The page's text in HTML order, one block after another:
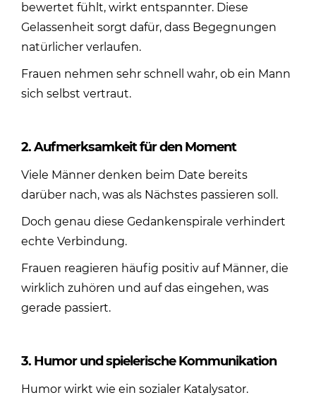
bewertet fühlt, wirkt entspannter. Diese
Gelassenheit sorgt dafür, dass Begegnungen
natürlicher verlaufen.
Frauen nehmen sehr schnell wahr, ob ein Mann
sich selbst vertraut.
2. Aufmerksamkeit für den Moment
Viele Männer denken beim Date bereits
darüber nach, was als Nächstes passieren soll.
Doch genau diese Gedankenspirale verhindert
echte Verbindung.
Frauen reagieren häufig positiv auf Männer, die
wirklich zuhören und auf das eingehen, was
gerade passiert.
3. Humor und spielerische Kommunikation
Humor wirkt wie ein sozialer Katalysator.